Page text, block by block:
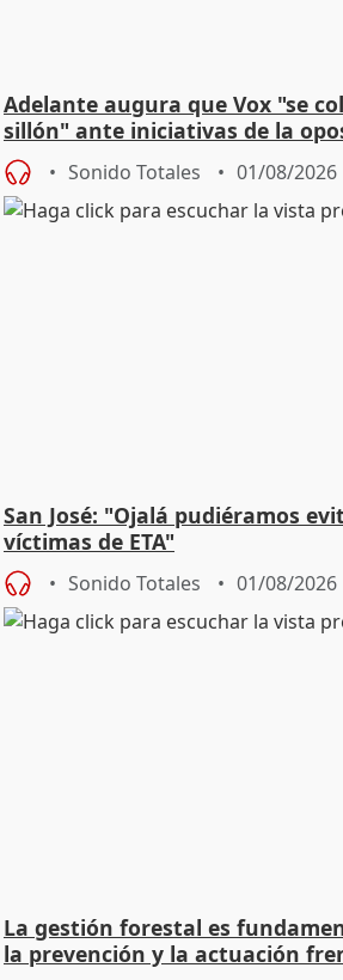
Adelante augura que Vox "se
sillón" ante iniciativas de la
Sonido Totales 01/08/2026
San José: "Ojalá pudiéramos
víctimas de ETA"
Sonido Totales 01/08/2026
La gestión forestal es
la prevención y la actuación